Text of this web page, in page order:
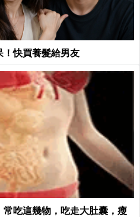
！快買養髮給男友
吃這幾物，吃走大肚囊，瘦